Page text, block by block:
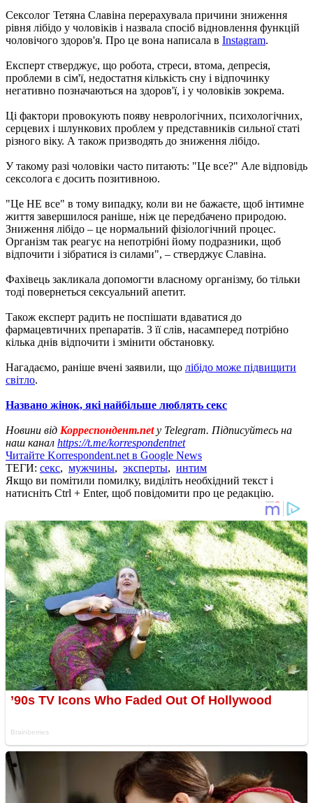
Сексолог Тетяна Славіна перерахувала причини зниження
рівня лібідо у чоловіків і назвала спосіб відновлення функцій
чоловічого здоров'я. Про це вона написала в Instagram.
Експерт стверджує, що робота, стреси, втома, депресія,
проблеми в сім'ї, недостатня кількість сну і відпочинку
негативно позначаються на здоров'ї, і у чоловіків зокрема.
Ці фактори провокують появу неврологічних, психологічних,
серцевих і шлункових проблем у представників сильної статі
різного віку. А також призводять до зниження лібідо.
У такому разі чоловіки часто питають: "Це все?" Але відповідь
сексолога є досить позитивною.
"Це НЕ все" в тому випадку, коли ви не бажаєте, щоб інтимне
життя завершилося раніше, ніж це передбачено природою.
Зниження лібідо – це нормальний фізіологічний процес.
Організм так реагує на непотрібні йому подразники, щоб
відпочити і зібратися із силами", – стверджує Славіна.
Фахівець закликала допомогти власному організму, бо тільки
тоді повернеться сексуальний апетит.
Також експерт радить не поспішати вдаватися до
фармацевтичних препаратів. З її слів, насамперед потрібно
кілька днів відпочити і змінити обстановку.
Нагадаємо, раніше вчені заявили, що лібідо може підвищити
світло.
Названо жінок, які найбільше люблять секс
Новини від Корреспондент.netу Telegram. Підписуйтесь на
наш канал https://t.me/korrespondentnet
Читайте Korrespondent.net в Google News
ТЕГИ: секс, мужчины, эксперты, интим
Якщо ви помітили помилку, виділіть необхідний текст і
натисніть Ctrl + Enter, щоб повідомити про це редакцію.